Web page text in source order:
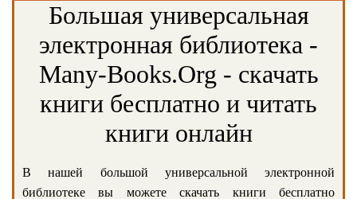
Большая универсальная
электронная библиотека -
Many-Books.Org - скачать
книги бесплатно и читать
книги онлайн
В нашей большой универсальной электронной
библиотеке вы можете скачать книги бесплатно